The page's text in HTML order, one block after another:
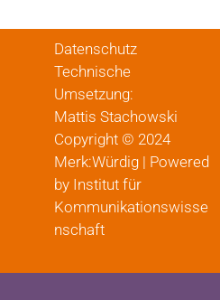
Datenschutz
Technische
Umsetzung:
Mattis Stachowski
Copyright © 2024
Merk:Würdig | Powered
by Institut für
Kommunikationswisse
nschaft